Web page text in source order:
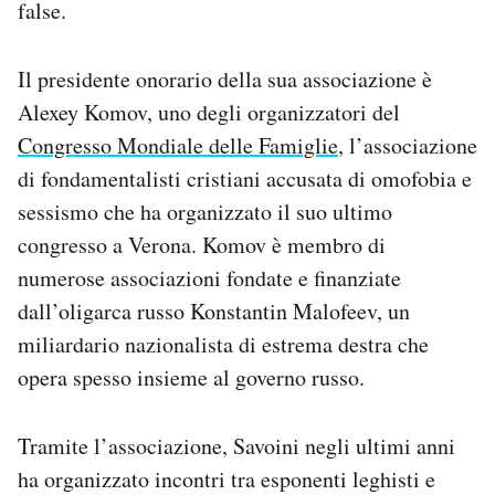
false.
Il presidente onorario della sua associazione è
Alexey Komov, uno degli organizzatori del
Congresso Mondiale delle Famiglie, l’associazione
di fondamentalisti cristiani accusata di omofobia e
sessismo che ha organizzato il suo ultimo
congresso a Verona. Komov è membro di
numerose associazioni fondate e finanziate
dall’oligarca russo Konstantin Malofeev, un
miliardario nazionalista di estrema destra che
opera spesso insieme al governo russo.
Tramite l’associazione, Savoini negli ultimi anni
ha organizzato incontri tra esponenti leghisti e